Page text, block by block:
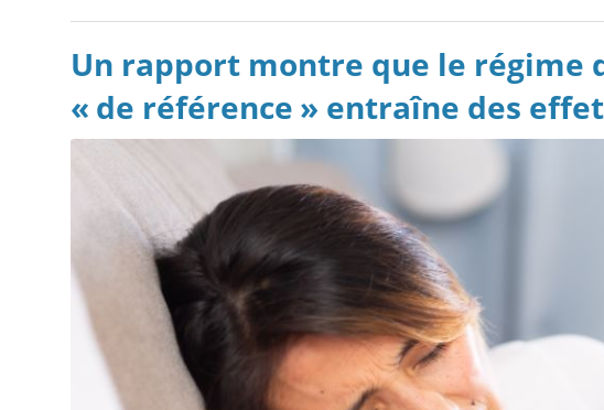
Un rapport montre que le régime
« de référence » entraîne des